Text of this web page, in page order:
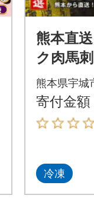
熊本直
ク肉馬
トロ
gセット
熊本県宇城
寄付金額
冷凍